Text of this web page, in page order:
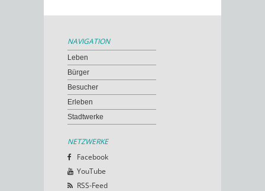
NAVIGATION
Leben
Bürger
Besucher
Erleben
Stadtwerke
NETZWERKE
Facebook
YouTube
RSS-Feed